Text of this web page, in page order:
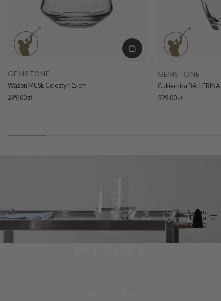
Łączna
liczba
pozycji
w
GEMSTONE
Wazon MUSE Celestyn 15 cm
299,00 zł
GEMSTONE
Cukiernica BALLERINA
399,00 zł